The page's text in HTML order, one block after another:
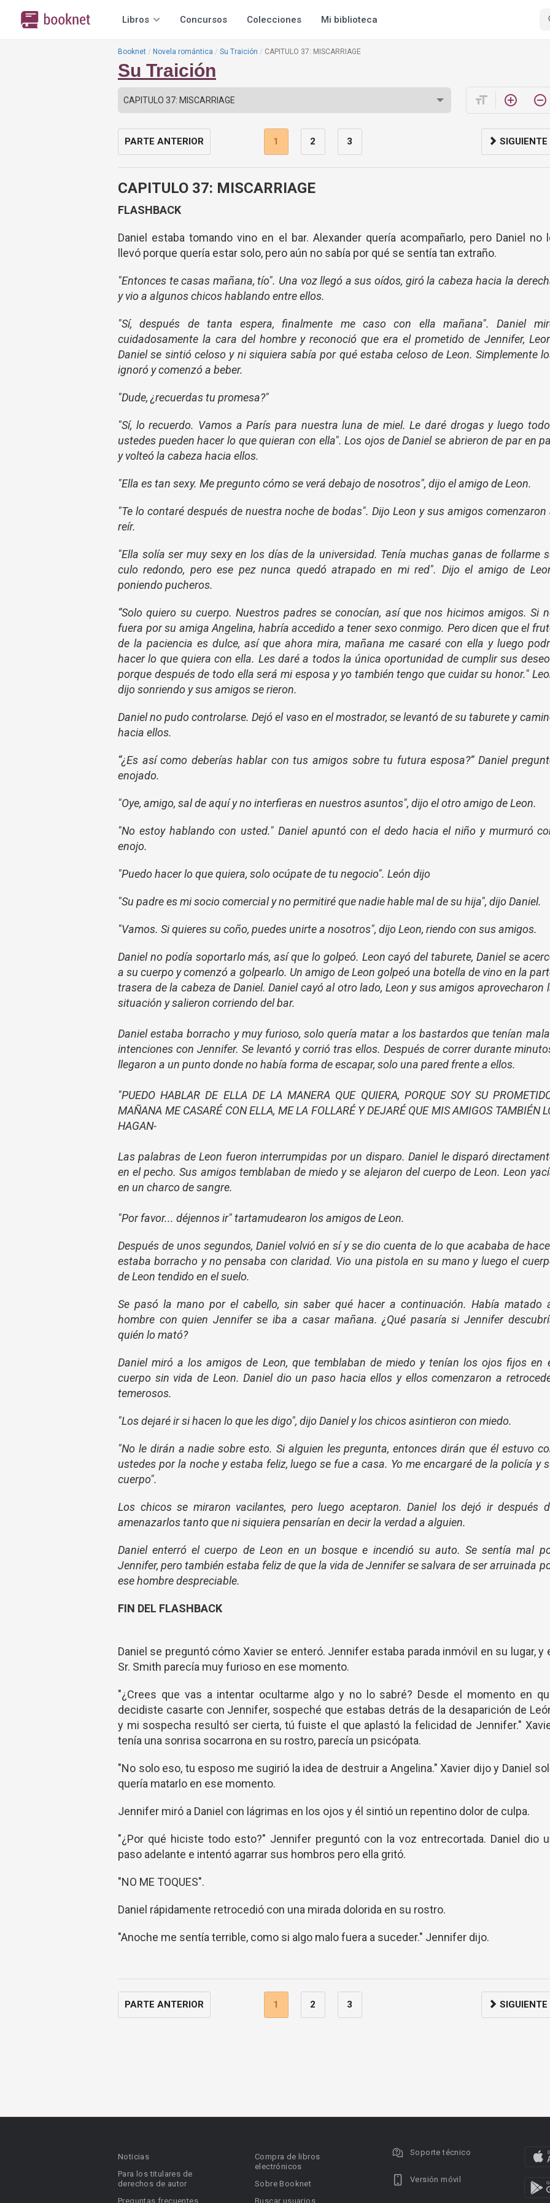
Libros Concursos Colecciones Mi biblioteca
Booknet Novela romántica Su Traición CAPITULO 37: MISCARRIAGE
Su Traición
format_size add_circle_outline remove_circle_outline
PARTE ANTERIOR 1 2 3 SIGUIENTE
CAPITULO 37: MISCARRIAGE
FLASHBACK
Daniel estaba tomando vino en el bar. Alexander quería acompañarlo, pero Daniel no
llevó porque quería estar solo, pero aún no sabía por qué se sentía tan extraño.
"Entonces te casas mañana, tío". Una voz llegó a sus oídos, giró la cabeza hacia la
y vio a algunos chicos hablando entre ellos.
"Sí, después de tanta espera, finalmente me caso con ella mañana". Daniel
cuidadosamente la cara del hombre y reconoció que era el prometido de Jennifer,
Daniel se sintió celoso y ni siquiera sabía por qué estaba celoso de Leon. Simplemente
ignoró y comenzó a beber.
"Dude, ¿recuerdas tu promesa?"
"Sí, lo recuerdo. Vamos a París para nuestra luna de miel. Le daré drogas y luego
ustedes pueden hacer lo que quieran con ella". Los ojos de Daniel se abrieron de par en
y volteó la cabeza hacia ellos.
"Ella es tan sexy. Me pregunto cómo se verá debajo de nosotros", dijo el amigo de Leon.
"Te lo contaré después de nuestra noche de bodas". Dijo Leon y sus amigos comenzaron
reír.
"Ella solía ser muy sexy en los días de la universidad. Tenía muchas ganas de follarme
culo redondo, pero ese pez nunca quedó atrapado en mi red". Dijo el amigo de
poniendo pucheros.
“Solo quiero su cuerpo. Nuestros padres se conocían, así que nos hicimos amigos. Si
fuera por su amiga Angelina, habría accedido a tener sexo conmigo. Pero dicen que el
de la paciencia es dulce, así que ahora mira, mañana me casaré con ella y luego
hacer lo que quiera con ella. Les daré a todos la única oportunidad de cumplir sus
porque después de todo ella será mi esposa y yo también tengo que cuidar su honor."
dijo sonriendo y sus amigos se rieron.
Daniel no pudo controlarse. Dejó el vaso en el mostrador, se levantó de su taburete y
hacia ellos.
“¿Es así como deberías hablar con tus amigos sobre tu futura esposa?” Daniel
enojado.
"Oye, amigo, sal de aquí y no interfieras en nuestros asuntos", dijo el otro amigo de Leon.
"No estoy hablando con usted." Daniel apuntó con el dedo hacia el niño y murmuró
enojo.
"Puedo hacer lo que quiera, solo ocúpate de tu negocio". León dijo
"Su padre es mi socio comercial y no permitiré que nadie hable mal de su hija", dijo Daniel.
"Vamos. Si quieres su coño, puedes unirte a nosotros", dijo Leon, riendo con sus amigos.
Daniel no podía soportarlo más, así que lo golpeó. Leon cayó del taburete, Daniel se
a su cuerpo y comenzó a golpearlo. Un amigo de Leon golpeó una botella de vino en la
trasera de la cabeza de Daniel. Daniel cayó al otro lado, Leon y sus amigos aprovecharon
situación y salieron corriendo del bar.
Daniel estaba borracho y muy furioso, solo quería matar a los bastardos que tenían
intenciones con Jennifer. Se levantó y corrió tras ellos. Después de correr durante
llegaron a un punto donde no había forma de escapar, solo una pared frente a ellos.
"PUEDO HABLAR DE ELLA DE LA MANERA QUE QUIERA, PORQUE SOY SU
MAÑANA ME CASARÉ CON ELLA, ME LA FOLLARÉ Y DEJARÉ QUE MIS AMIGOS TAMBIÉN
HAGAN-
Las palabras de Leon fueron interrumpidas por un disparo. Daniel le disparó
en el pecho. Sus amigos temblaban de miedo y se alejaron del cuerpo de Leon. Leon
en un charco de sangre.
"Por favor... déjennos ir" tartamudearon los amigos de Leon.
Después de unos segundos, Daniel volvió en sí y se dio cuenta de lo que acababa de
estaba borracho y no pensaba con claridad. Vio una pistola en su mano y luego el
de Leon tendido en el suelo.
Se pasó la mano por el cabello, sin saber qué hacer a continuación. Había matado
hombre con quien Jennifer se iba a casar mañana. ¿Qué pasaría si Jennifer
quién lo mató?
Daniel miró a los amigos de Leon, que temblaban de miedo y tenían los ojos fijos en
cuerpo sin vida de Leon. Daniel dio un paso hacia ellos y ellos comenzaron a
temerosos.
"Los dejaré ir si hacen lo que les digo", dijo Daniel y los chicos asintieron con miedo.
"No le dirán a nadie sobre esto. Si alguien les pregunta, entonces dirán que él estuvo
ustedes por la noche y estaba feliz, luego se fue a casa. Yo me encargaré de la policía y
cuerpo".
Los chicos se miraron vacilantes, pero luego aceptaron. Daniel los dejó ir después
amenazarlos tanto que ni siquiera pensarían en decir la verdad a alguien.
Daniel enterró el cuerpo de Leon en un bosque e incendió su auto. Se sentía mal
Jennifer, pero también estaba feliz de que la vida de Jennifer se salvara de ser arruinada
ese hombre despreciable.
FIN DEL FLASHBACK
Daniel se preguntó cómo Xavier se enteró. Jennifer estaba parada inmóvil en su lugar, y
Sr. Smith parecía muy furioso en ese momento.
"¿Crees que vas a intentar ocultarme algo y no lo sabré? Desde el momento en
decidiste casarte con Jennifer, sospeché que estabas detrás de la desaparición de
y mi sospecha resultó ser cierta, tú fuiste el que aplastó la felicidad de Jennifer."
tenía una sonrisa socarrona en su rostro, parecía un psicópata.
"No solo eso, tu esposo me sugirió la idea de destruir a Angelina." Xavier dijo y Daniel
quería matarlo en ese momento.
Jennifer miró a Daniel con lágrimas en los ojos y él sintió un repentino dolor de culpa.
"¿Por qué hiciste todo esto?" Jennifer preguntó con la voz entrecortada. Daniel dio
paso adelante e intentó agarrar sus hombros pero ella gritó.
"NO ME TOQUES".
Daniel rápidamente retrocedió con una mirada dolorida en su rostro.
"Anoche me sentía terrible, como si algo malo fuera a suceder." Jennifer dijo.
PARTE ANTERIOR 1 2 3 SIGUIENTE
Noticias
Para los titulares de
derechos de autor
Preguntas frecuentes
Compra de libros
electrónicos
Sobre Booknet
Buscar usuarios
Soporte técnico
Versión móvil